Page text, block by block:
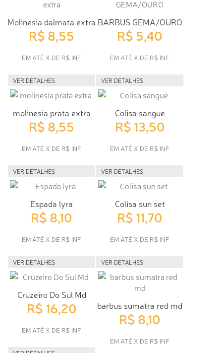
Molinesia dalmata extra
R$ 8,55
EM ATÉ X DE R$ INF
VER DETALHES
BARBUS GEMA/OURO
R$ 5,40
EM ATÉ X DE R$ INF
VER DETALHES
molinesia prata extra
R$ 8,55
EM ATÉ X DE R$ INF
VER DETALHES
Colisa sangue
R$ 13,50
EM ATÉ X DE R$ INF
VER DETALHES
Espada lyra
R$ 8,10
EM ATÉ X DE R$ INF
VER DETALHES
Colisa sun set
R$ 11,70
EM ATÉ X DE R$ INF
VER DETALHES
Cruzeiro Do Sul Md
R$ 16,20
EM ATÉ X DE R$ INF
barbus sumatra red md
R$ 8,10
EM ATÉ X DE R$ INF